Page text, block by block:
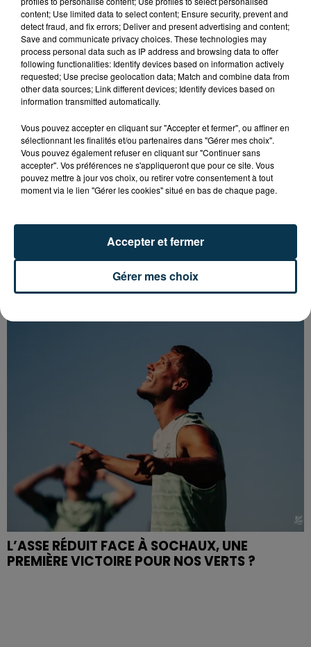
ASSE : UN COMMUNIQUÉ COMMUN POUR
DEMANDER LE DÉPART DE PIERRE EKWAH
CYANOBACTÉRIES : LE PRÉFÊT PREND UN
ARRÊTÉ POUR LES ACTIVITÉS DE...
L’ASSE RÉDUIT FACE À SOCHAUX, UNE
PREMIÈRE VICTOIRE POUR NOS VERTS ?
content; Use limited data to select content; Ensure security, prevent and
detect fraud, and fix errors; Deliver and present advertising and content;
Save and communicate privacy choices. These technologies may
process personal data such as IP address and browsing data to offer
following functionalities: Identify devices based on information actively
requested; Use precise geolocation data; Match and combine data from
other data sources; Link different devices; Identify devices based on
information transmitted automatically.
Vous pouvez accepter en cliquant sur "Accepter et fermer", ou affiner en
sélectionnant les finalités et/ou partenaires dans "Gérer mes choix".
Vous pouvez également refuser en cliquant sur "Continuer sans
accepter". Vos préférences ne s'appliqueront que pour ce site. Vous
pouvez mettre à jour vos choix, ou retirer votre consentement à tout
moment via le lien "Gérer les cookies" situé en bas de chaque page.
Gérer mes choix
Accepter et fermer